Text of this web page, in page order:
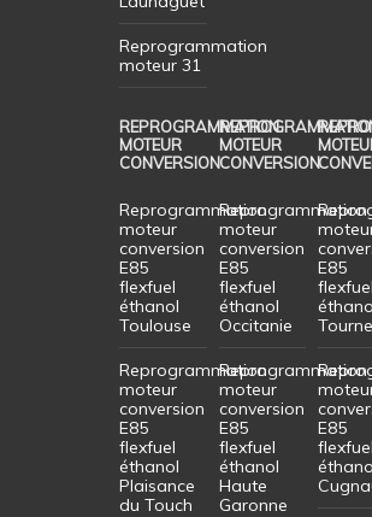
Reprogrammation
moteur 31
REPROGRAMMATION
MOTEUR
CONVERSION
Reprogrammation
moteur
conversion
E85
flexfuel
éthanol
Toulouse
Reprogrammation
moteur
conversion
E85
flexfuel
éthanol
Plaisance
du Touch
MOTEUR
CONVERSION
Reprogrammation
moteur
conversion
E85
flexfuel
éthanol
Occitanie
Reprogrammation
moteur
conversion
E85
flexfuel
éthanol
Haute
Garonne
E85
flexfuel
E85
flexfuel